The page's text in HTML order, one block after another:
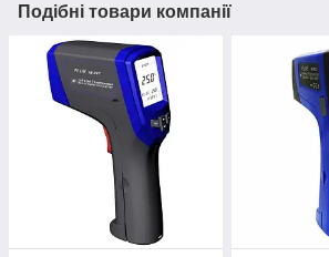
Подібні товари компанії